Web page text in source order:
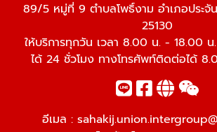
89/5 หมู่ที่ 9 ตำบลโพธิ์งาม อำเภอประจั
25130
ให้บริการทุกวัน เวลา 8.00 น. - 18.00
ได้ 24 ชั่วโมง ทางโทรศัพท์ติดต่อได้
อีเมล :